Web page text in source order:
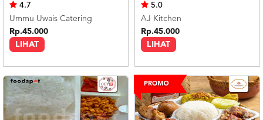
LIHAT
4.7
Ummu Uwais Catering
Rp.45.000
LIHAT
5.0
AJ Kitchen
Rp.45.000